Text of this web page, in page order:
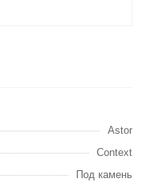
Astor
Context
Под камень